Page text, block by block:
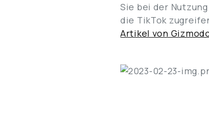
Sie bei der
die TikTok
Artikel von